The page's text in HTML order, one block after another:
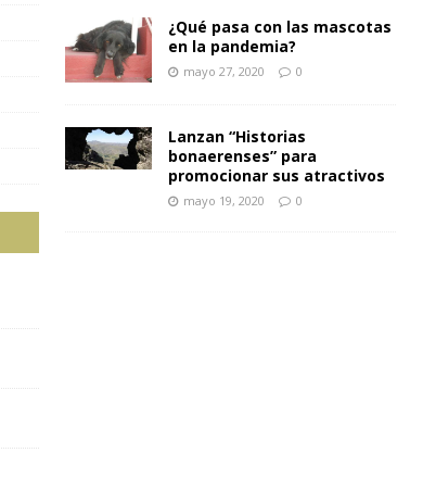
¿Qué pasa con las mascotas
en la pandemia?
mayo 27, 2020 0
Lanzan “Historias
bonaerenses” para
promocionar sus atractivos
mayo 19, 2020 0